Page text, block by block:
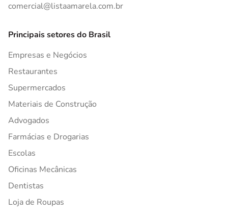
comercial@listaamarela.com.br
Principais setores do Brasil
Empresas e Negócios
Restaurantes
Supermercados
Materiais de Construção
Advogados
Farmácias e Drogarias
Escolas
Oficinas Mecânicas
Dentistas
Loja de Roupas